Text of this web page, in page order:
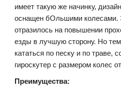
имеет такую же начинку,
оснащен бОльшими колесами.
отразилось на повышении
езды в лучшую сторону. Но
кататься по песку и по траве,
гироскутер с размером колес
Преимущества: